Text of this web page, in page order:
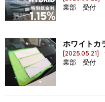
業部 受付
ホワイトカ
[2025.05.21]
業部 受付